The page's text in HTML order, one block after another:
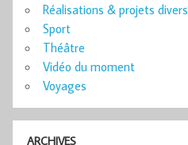
Réalisations & projets divers
Sport
Théâtre
Vidéo du moment
Voyages
ARCHIVES